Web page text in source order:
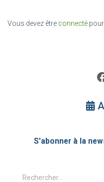
Vous devez être connecté
Facebook
S'abonner à la
R
Rechercher…